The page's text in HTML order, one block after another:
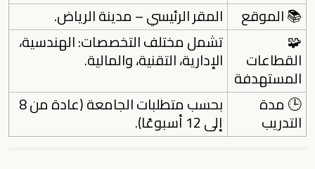
📚 الموقع
المقر الرئيسي – مدينة الرياض.
🧩
القطاعات
المستهدفة
تشمل مختلف التخصصات: الهندسية،
الإدارية، التقنية، والمالية.
🕒 مدة
التدريب
بحسب متطلبات الجامعة (عادة من 8
إلى 12 أسبوعًا).